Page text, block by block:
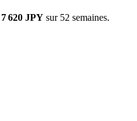
7 620 JPY sur 52 semaines.